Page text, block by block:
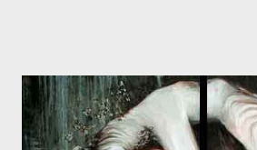
தனது இணையதளத்திலே தொடர்ந்து பதிவு
இன்னும் சில வருடங்களுக்கு தனக்கு
விட்டபடி இருக்கும் என்று ஒரு அச்சத்தை